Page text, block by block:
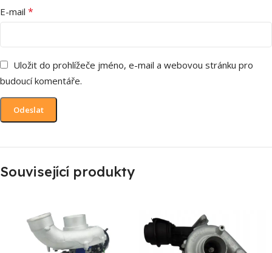
E-mail *
Uložit do prohlížeče jméno, e-mail a webovou stránku pro
budoucí komentáře.
Související produkty